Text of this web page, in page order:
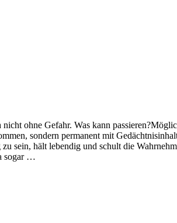
ohne Gefahr. Was kann passieren?
sondern permanent mit
sein, hält lebendig und schult die
sogar …